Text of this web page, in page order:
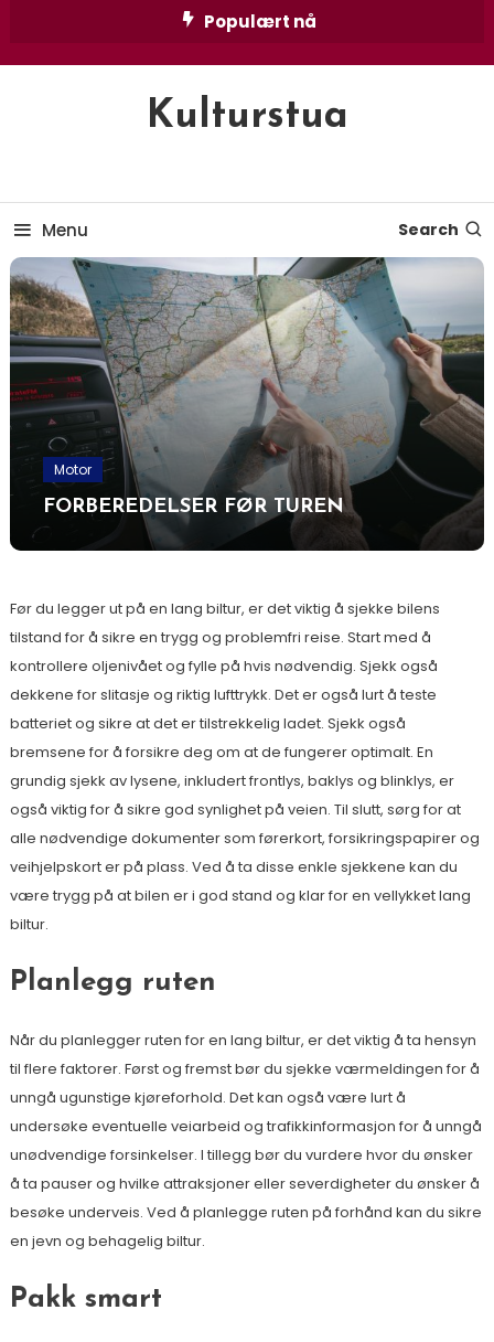
Populært nå
Kulturstua
Menu Search
Motor
FORBEREDELSER FØR TUREN
Før du legger ut på en lang biltur, er det viktig å sjekke bilens
tilstand for å sikre en trygg og problemfri reise. Start med å
kontrollere oljenivået og fylle på hvis nødvendig. Sjekk også
dekkene for slitasje og riktig lufttrykk. Det er også lurt å teste
batteriet og sikre at det er tilstrekkelig ladet. Sjekk også
bremsene for å forsikre deg om at de fungerer optimalt. En
grundig sjekk av lysene, inkludert frontlys, baklys og blinklys, er
også viktig for å sikre god synlighet på veien. Til slutt, sørg for at
alle nødvendige dokumenter som førerkort, forsikringspapirer og
veihjelpskort er på plass. Ved å ta disse enkle sjekkene kan du
være trygg på at bilen er i god stand og klar for en vellykket lang
biltur.
Planlegg ruten
Når du planlegger ruten for en lang biltur, er det viktig å ta hensyn
til flere faktorer. Først og fremst bør du sjekke værmeldingen for å
unngå ugunstige kjøreforhold. Det kan også være lurt å
undersøke eventuelle veiarbeid og trafikkinformasjon for å unngå
unødvendige forsinkelser. I tillegg bør du vurdere hvor du ønsker
å ta pauser og hvilke attraksjoner eller severdigheter du ønsker å
besøke underveis. Ved å planlegge ruten på forhånd kan du sikre
en jevn og behagelig biltur.
Pakk smart